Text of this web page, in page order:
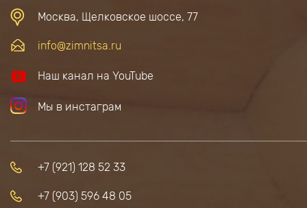
Москва, Щелковское шоссе, 77
info@zimnitsa.ru
Наш канал на YouTube
Мы в инстаграм
+7 (921) 128 52 33
+7 (903) 596 48 05